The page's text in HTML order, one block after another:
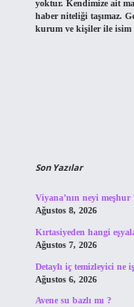
yoktur. Kendimize ait
haber niteliği taşımaz.
kurum ve kişiler ile isim
Son Yazılar
Viyana’nın neyi meşhur
Ağustos 8, 2026
Kırtasiyeden hangi
Ağustos 7, 2026
Detaylı iç temizleyici ne
Ağustos 6, 2026
Avene su bazlı mı ?